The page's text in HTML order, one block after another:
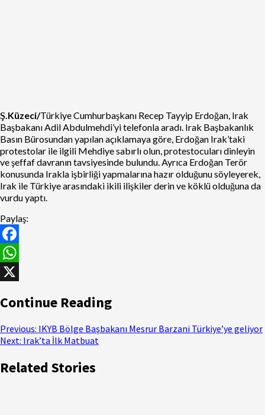
Ş.Küzeci/Türkiye Cumhurbaşkanı Recep Tayyip Erdoğan, Irak
Başbakanı Adil Abdulmehdi’yi telefonla aradı. Irak Başbakanlık
Basın Bürosundan yapılan açıklamaya göre, Erdoğan Irak’taki
protestolar ile ilgili Mehdiye sabırlı olun, protestocuları dinleyin
ve şeffaf davranın tavsiyesinde bulundu. Ayrıca Erdoğan Terör
konusunda Irakla işbirliği yapmalarına hazır olduğunu söyleyerek,
Irak ile Türkiye arasındaki ikili ilişkiler derin ve köklü olduğuna da
vurdu yaptı.
Paylaş:
Facebook
WhatsApp
Continue Reading
Previous: IKYB Bölge Başbakanı Mesrur Barzani Türkiye’ye geliyor
Next: Irak’ta İlk Matbuat
Related Stories